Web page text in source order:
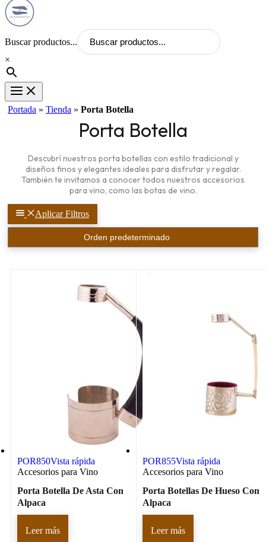
Buscar productos...
×
Portada » Tienda » Porta Botella
Porta Botella
Descubrí nuestros porta botellas con estilo tradicional y
diseños finos y elegantes ideales para disfrutar y regalar.
También te invitamos a conocer todos nuestros accesorios
para vino, como las botas de vino.
Aplicar Filtros
POR850Vista rápida
Accesorios para Vino
Porta Botella De Asta Con
Alpaca
Leer más
POR855Vista rápida
Accesorios para Vino
Porta Botellas De Hueso Con
Alpaca
Leer más